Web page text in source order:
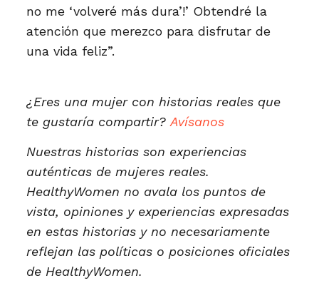
no me ‘volveré más dura’!’ Obtendré la
atención que merezco para disfrutar de
una vida feliz”.
¿Eres una mujer con historias reales que
te gustaría compartir? Avísanos
Nuestras historias son experiencias
auténticas de mujeres reales.
HealthyWomen no avala los puntos de
vista, opiniones y experiencias expresadas
en estas historias y no necesariamente
reflejan las políticas o posiciones oficiales
de HealthyWomen.